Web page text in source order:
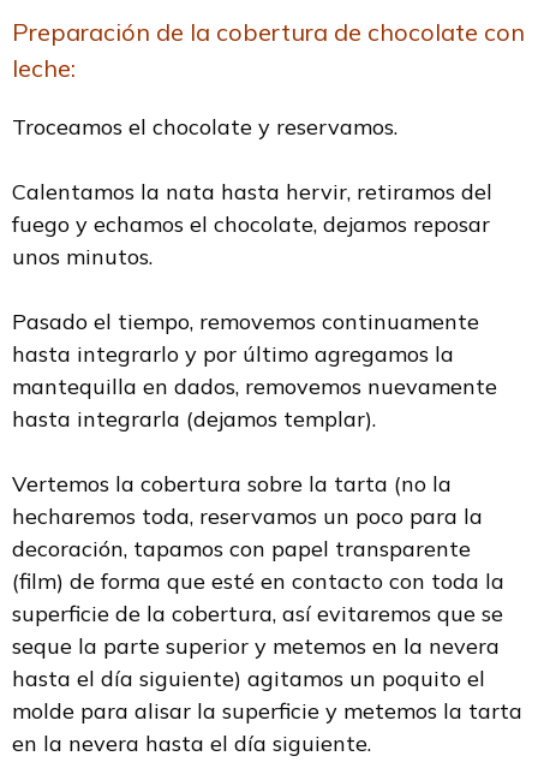
Preparación de la cobertura de chocolate con
leche:
Troceamos el chocolate y reservamos.
Calentamos la nata hasta hervir, retiramos del
fuego y echamos el chocolate, dejamos reposar
unos minutos.
Pasado el tiempo, removemos continuamente
hasta integrarlo y por último agregamos la
mantequilla en dados, removemos nuevamente
hasta integrarla (dejamos templar).
Vertemos la cobertura sobre la tarta (no la
hecharemos toda, reservamos un poco para la
decoración, tapamos con papel transparente
(film) de forma que esté en contacto con toda la
superficie de la cobertura, así evitaremos que se
seque la parte superior y metemos en la nevera
hasta el día siguiente) agitamos un poquito el
molde para alisar la superficie y metemos la tarta
en la nevera hasta el día siguiente.